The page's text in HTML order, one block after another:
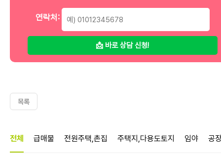
연락처:
📩 바로 상담 신청!
목록
매물정보
전체 급매물 전원주택,촌집 주택지,다용도토지 임야 공